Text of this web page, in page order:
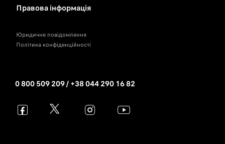
Правова інформація
Юридичне повідомлення
Політика конфіденційності
0 800 509 209 / +38 044 290 16 82